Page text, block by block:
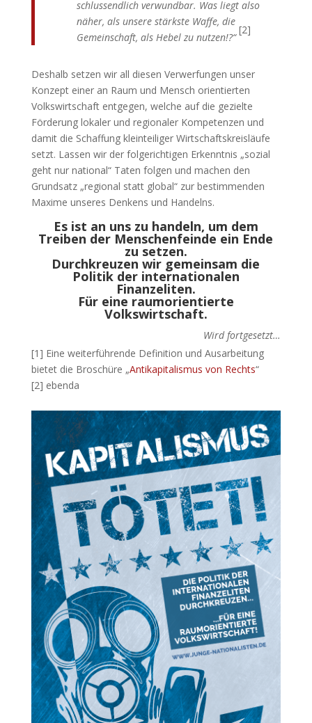
schlussendlich verwundbar. Was liegt also
näher, als unsere stärkste Waffe, die
Gemeinschaft, als Hebel zu nutzen!?“
[2]
Deshalb setzen wir all diesen Verwerfungen unser
Konzept einer an Raum und Mensch orientierten
Volkswirtschaft entgegen, welche auf die gezielte
Förderung lokaler und regionaler Kompetenzen und
damit die Schaffung kleinteiliger Wirtschaftskreisläufe
setzt. Lassen wir der folgerichtigen Erkenntnis „sozial
geht nur national“ Taten folgen und machen den
Grundsatz „regional statt global“ zur bestimmenden
Maxime unseres Denkens und Handelns.
Es ist an uns zu handeln, um dem
Treiben der Menschenfeinde ein Ende
zu setzen.
Durchkreuzen wir gemeinsam die
Politik der internationalen
Finanzeliten.
Für eine raumorientierte
Volkswirtschaft.
Wird fortgesetzt…
[1] Eine weiterführende Definition und Ausarbeitung
bietet die Broschüre „Antikapitalismus von Rechts“
[2] ebenda